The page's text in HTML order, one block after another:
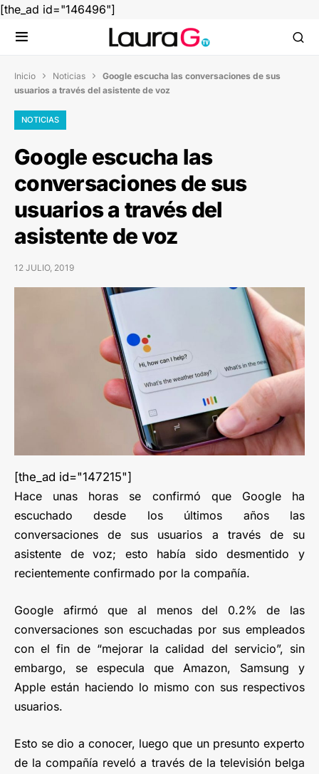
[the_ad id="146496"]
Inicio  Noticias  Google escucha las conversaciones de sus
usuarios a través del asistente de voz
NOTICIAS
Google escucha las
conversaciones de sus
usuarios a través del
asistente de voz
12 JULIO, 2019
[the_ad id="147215"]
Hace unas horas se confirmó que Google ha
escuchado desde los últimos años las
conversaciones de sus usuarios a través de su
asistente de voz; esto había sido desmentido y
recientemente confirmado por la compañía.
Google afirmó que al menos del 0.2% de las
conversaciones son escuchadas por sus empleados
con el fin de “mejorar la calidad del servicio”, sin
embargo, se especula que Amazon, Samsung y
Apple están haciendo lo mismo con sus respectivos
usuarios.
Esto se dio a conocer, luego que un presunto experto
de la compañía reveló a través de la televisión belga